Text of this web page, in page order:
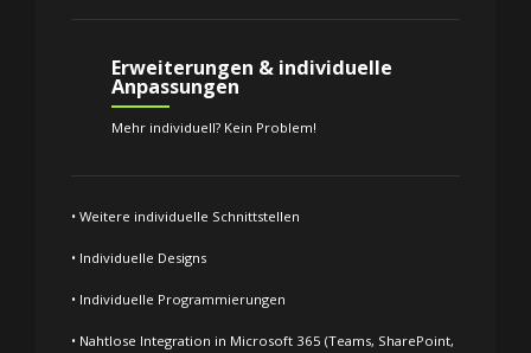
Erweiterungen & individuelle
Anpassungen
Mehr individuell? Kein Problem!
• Weitere individuelle Schnittstellen
• Individuelle Designs
• Individuelle Programmierungen
• Nahtlose Integration in Microsoft 365 (Teams, SharePoint,